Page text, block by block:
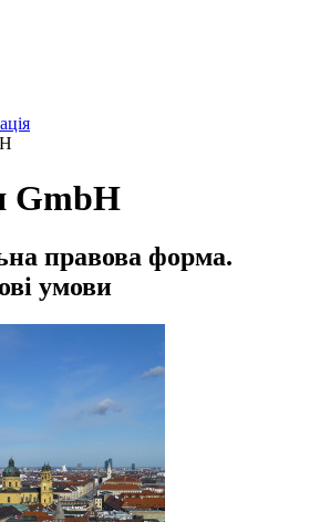
GmbH
правова форма.
умови